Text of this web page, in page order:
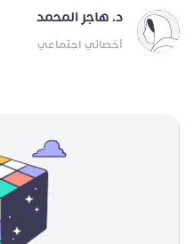
د. هاجر المحمد
أخصائي اجتماعي